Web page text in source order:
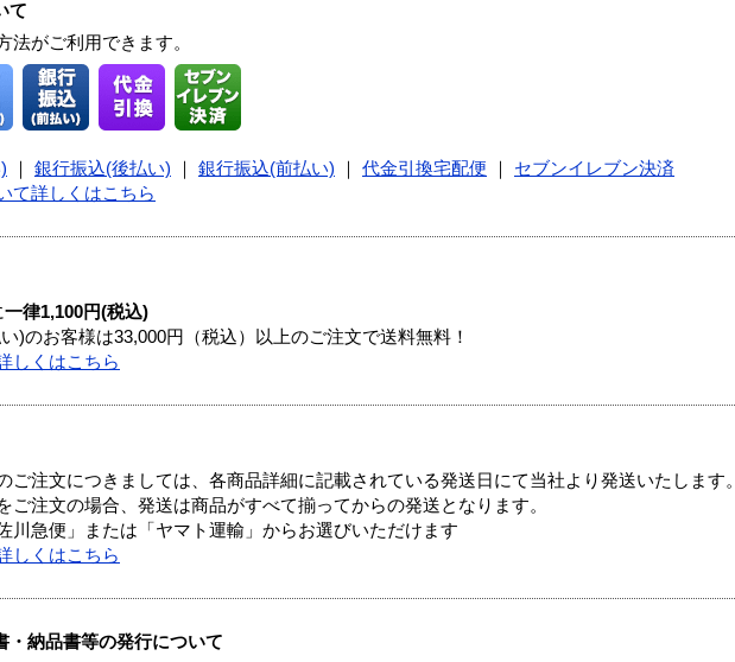
て
法がご利用できます。
銀行振込(後払い) 銀行振込(前払い) 代金引換宅配便
セブンイレブン決済
て詳しくはこちら
一律1,100円(税込)
)のお客様は33,000円（税込）以上のご注文で送料無料！
しくはこちら
ご注文につきましては、各商品詳細に記載されている発送日にて当社より発送いたします。
ご注文の場合、発送は商品がすべて揃ってからの発送となります。
川急便」または「ヤマト運輸」からお選びいただけます
しくはこちら
・納品書等の発行について